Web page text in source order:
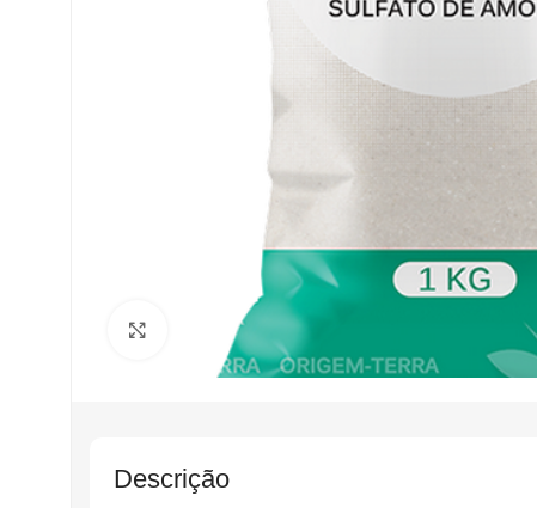
Clique para ampliar
Descrição